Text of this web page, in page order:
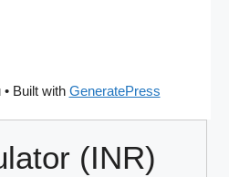
• Built with GeneratePress
(INR)